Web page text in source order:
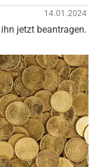
14.01.2024
jetzt beantragen.